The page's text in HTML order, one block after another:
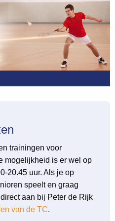
trainingen voor
mogelijkheid is er wel op
20.45 uur. Als je op
speelt en graag
aan bij Peter de Rijk
van de TC.